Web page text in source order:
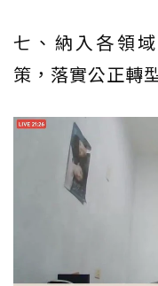
七、納入各領
策，落實公正轉